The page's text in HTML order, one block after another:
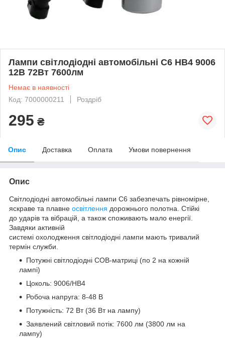
Лампи світлодіодні автомобільні C6 HB4 9006
12В 72Вт 7600лм
Немає в наявності
Код: 7000000211
Роздріб
295 ₴
Опис Доставка Оплата Умови повернення
Опис
Світлодіодні автомобільні лампи C6 забезпечать рівномірне,
яскраве та плавне освітлення дорожнього полотна. Стійкі
до ударів та вібрацій, а також споживають мало енергії.
Завдяки активній
системі охолодження світлодіодні лампи мають тривалий
термін служби.
Потужні світлодіодні COB-матриці (по 2 на кожній
лампі)
Цоколь: 9006/HB4
Робоча напруга: 8-48 В
Потужність: 72 Вт (36 Вт на лампу)
Заявлений світловий потік: 7600 лм (3800 лм на
лампу)